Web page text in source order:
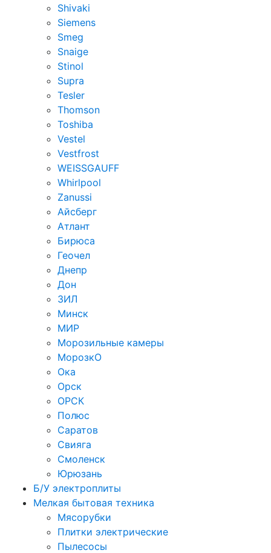
Shivaki
Siemens
Smeg
Snaige
Stinol
Supra
Tesler
Thomson
Toshiba
Vestel
Vestfrost
WEISSGAUFF
Whirlpool
Zanussi
Айсберг
Атлант
Бирюса
Геочел
Днепр
Дон
ЗИЛ
Минск
МИР
Морозильные камеры
МорозкО
Ока
Орск
ОРСК
Полюс
Саратов
Свияга
Смоленск
Юрюзань
Б/У электроплиты
Мелкая бытовая техника
Мясорубки
Плитки электрические
Пылесосы